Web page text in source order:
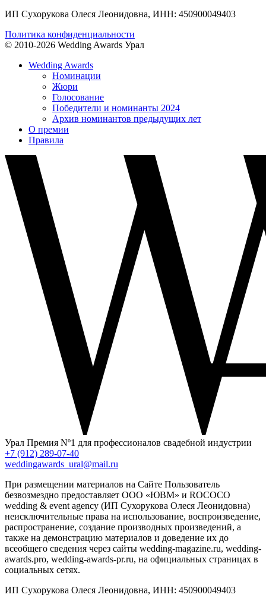
ИП Сухорукова Олеся Леонидовна, ИНН: 450900049403
Политика конфиденциальности
© 2010-2026 Wedding Awards Урал
Wedding Awards
Номинации
Жюри
Голосование
Победители и номинанты 2024
Архив номинантов предыдущих лет
О премии
Правила
Урал Премия Nº1 для профессионалов свадебной индустрии
+7 (912) 289-07-40
weddingawards_ural@mail.ru
При размещении материалов на Сайте Пользователь
безвозмездно предоставляет ООО «ЮВМ» и ROCOCO
wedding & event agency (ИП Сухорукова Олеся Леонидовна)
неисключительные права на использование, воспроизведение,
распространение, создание производных произведений, а
также на демонстрацию материалов и доведение их до
всеобщего сведения через сайты wedding-magazine.ru, wedding-
awards.pro, wedding-awards-pr.ru, на официальных страницах в
социальных сетях.
ИП Сухорукова Олеся Леонидовна, ИНН: 450900049403